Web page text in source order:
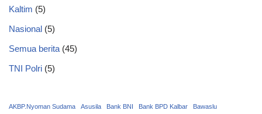
Kaltim (5)
Nasional (5)
Semua berita(45)
TNI Polri (5)
AKBP.Nyoman Sudama Asusila Bank BNI Bank BPD Kalbar Bawaslu